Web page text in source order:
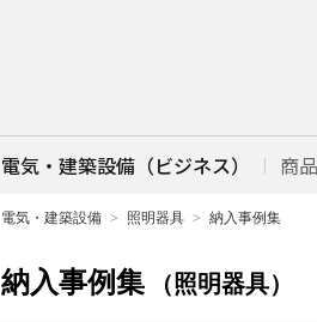
電気・建築設備（ビジネス） 商
電気・建築設備 照明器具 納入事例集
納入事例集 （照明器具）